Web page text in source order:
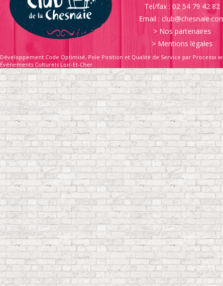
Tel/fax : 02 54 79 42 82
Email :
> Nos partenaires
> Mentions légales
Développement Code Optimisé, Pole Position et Qualité de Service par Processx
Événements Culturels Loir-Et-Cher